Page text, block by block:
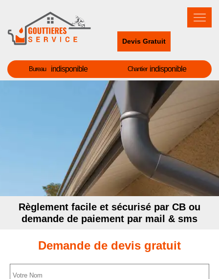
Devis Gratuit
Bureau indisponible Chantier indisponible
Règlement facile et sécurisé par CB ou
demande de paiement par mail & sms
Demande de devis gratuit